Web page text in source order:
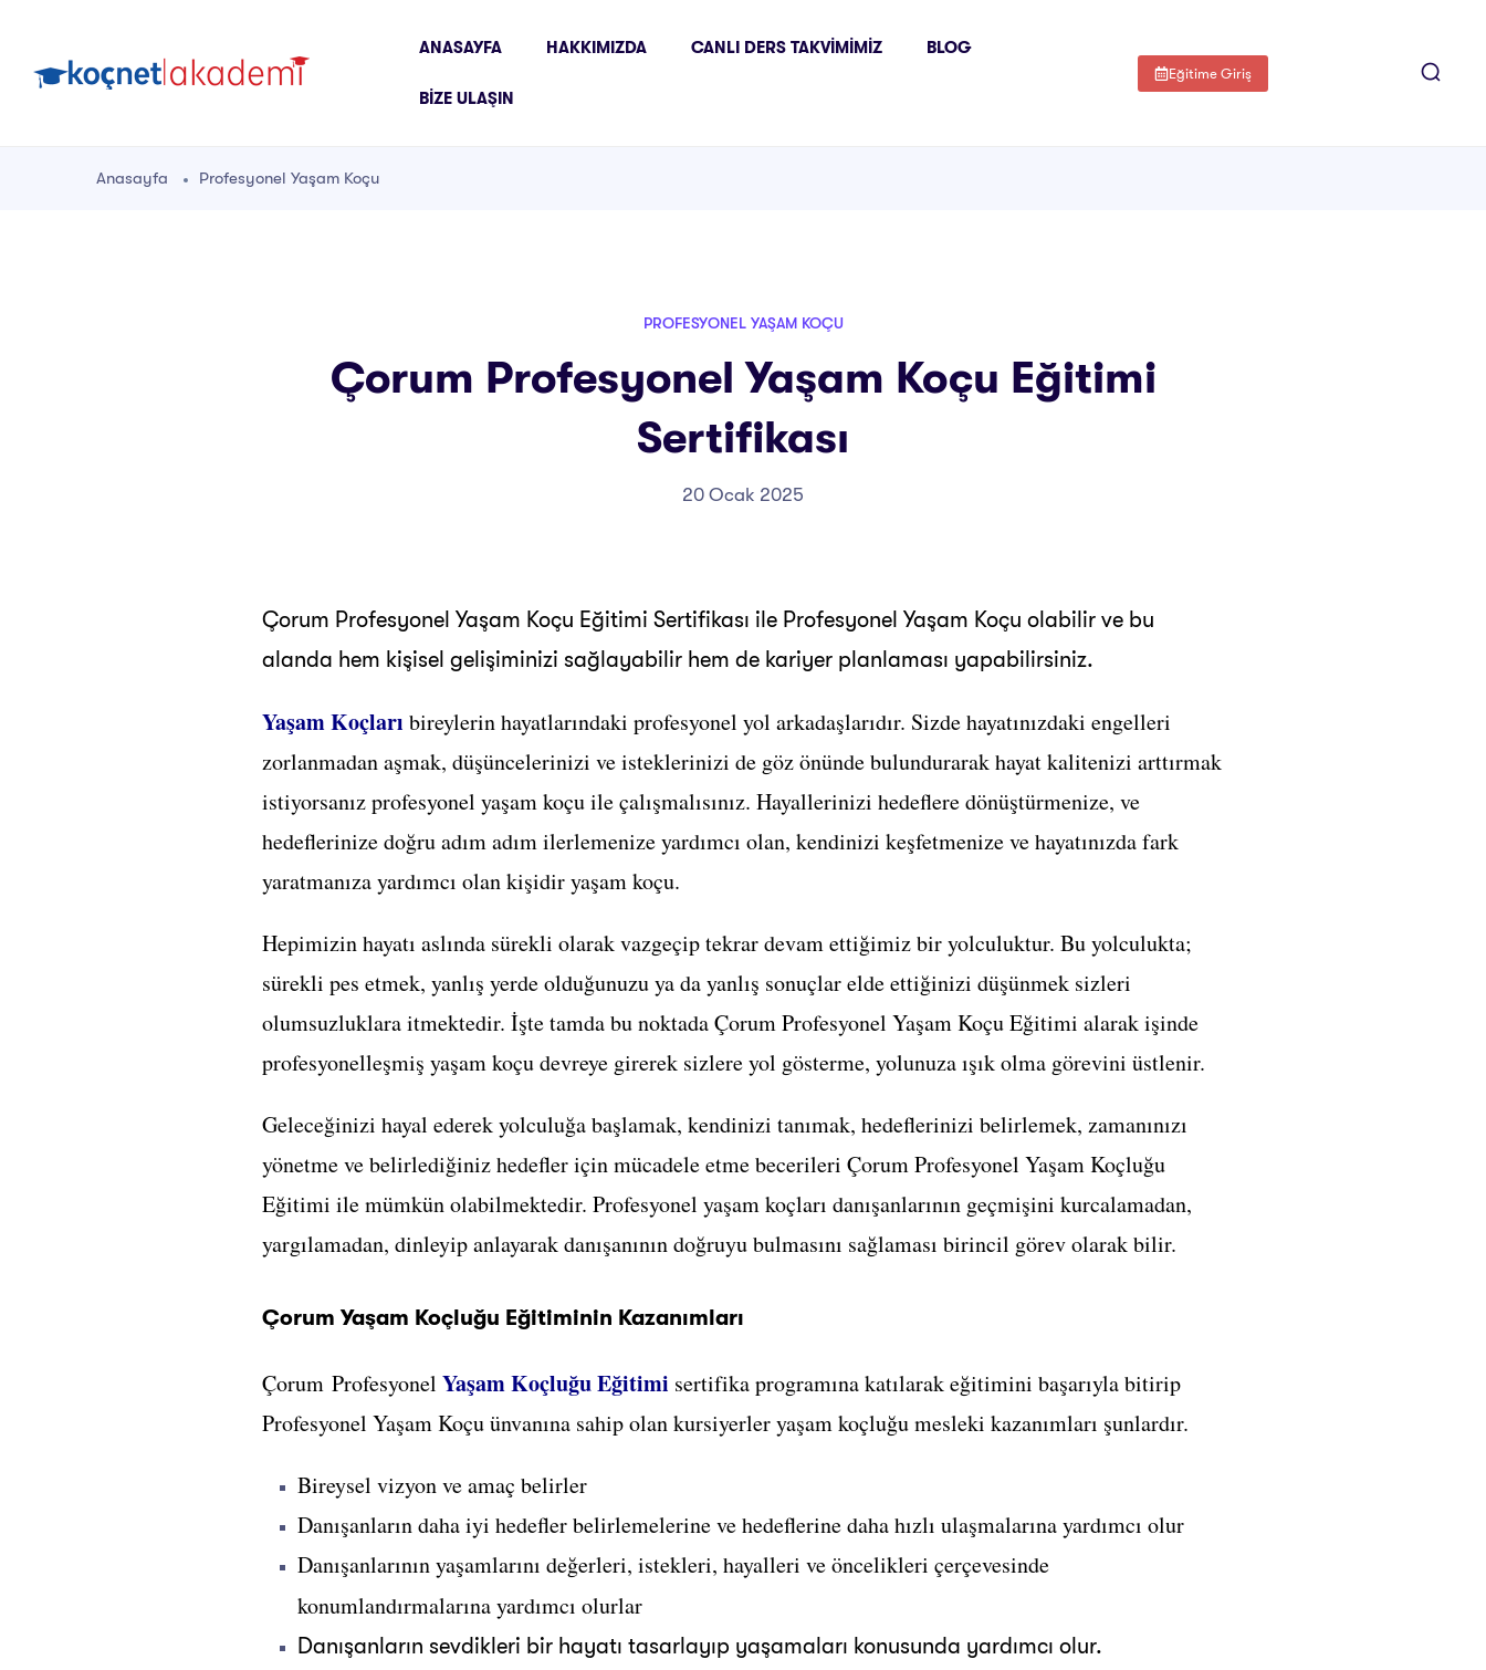
ANASAYFA HAKKIMIZDA CANLI DERS TAKVIMIMIZ BLOG
BIZE ULAŞIN
Eğitime Giriş
Anasayfa Profesyonel Yaşam Koçu
PROFESYONEL YAŞAM KOÇU
Çorum Profesyonel Yaşam Koçu Eğitimi
Sertifikası
20 Ocak 2025
Çorum Profesyonel Yaşam Koçu Eğitimi Sertifikası ile Profesyonel Yaşam Koçu olabilir ve bu
alanda hem kişisel gelişiminizi sağlayabilir hem de kariyer planlaması yapabilirsiniz.
Yaşam Koçları bireylerin hayatlarındaki profesyonel yol arkadaşlarıdır. Sizde hayatınızdaki engelleri
zorlanmadan aşmak, düşüncelerinizi ve isteklerinizi de göz önünde bulundurarak hayat kalitenizi arttırmak
istiyorsanız profesyonel yaşam koçu ile çalışmalısınız. Hayallerinizi hedeflere dönüştürmenize, ve
hedeflerinize doğru adım adım ilerlemenize yardımcı olan, kendinizi keşfetmenize ve hayatınızda fark
yaratmanıza yardımcı olan kişidir yaşam koçu.
Hepimizin hayatı aslında sürekli olarak vazgeçip tekrar devam ettiğimiz bir yolculuktur. Bu yolculukta;
sürekli pes etmek, yanlış yerde olduğunuzu ya da yanlış sonuçlar elde ettiğinizi düşünmek sizleri
olumsuzluklara itmektedir. İşte tamda bu noktada Çorum Profesyonel Yaşam Koçu Eğitimi alarak işinde
profesyonelleşmiş yaşam koçu devreye girerek sizlere yol gösterme, yolunuza ışık olma görevini üstlenir.
Geleceğinizi hayal ederek yolculuğa başlamak, kendinizi tanımak, hedeflerinizi belirlemek, zamanınızı
yönetme ve belirlediğiniz hedefler için mücadele etme becerileri Çorum Profesyonel Yaşam Koçluğu
Eğitimi ile mümkün olabilmektedir. Profesyonel yaşam koçları danışanlarının geçmişini kurcalamadan,
yargılamadan, dinleyip anlayarak danışanının doğruyu bulmasını sağlaması birincil görev olarak bilir.
Çorum Yaşam Koçluğu Eğitiminin Kazanımları
Çorum Profesyonel Yaşam Koçluğu Eğitimi sertifika programına katılarak eğitimini başarıyla bitirip
Profesyonel Yaşam Koçu ünvanına sahip olan kursiyerler yaşam koçluğu mesleki kazanımları şunlardır.
Bireysel vizyon ve amaç belirler
Danışanların daha iyi hedefler belirlemelerine ve hedeflerine daha hızlı ulaşmalarına yardımcı olur
Danışanlarının yaşamlarını değerleri, istekleri, hayalleri ve öncelikleri çerçevesinde
konumlandırmalarına yardımcı olurlar
Danışanların sevdikleri bir hayatı tasarlayıp yaşamaları konusunda yardımcı olur.